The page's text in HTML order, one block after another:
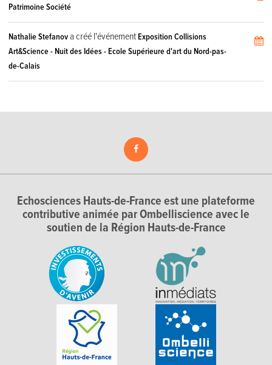
Patrimoine Société
Nathalie Stefanova créé l'événementExposition Collisions
Art&Science - Nuit des Idées - Ecole Supérieure d'art du Nord-pas-
de-Calais
Echosciences Hauts-de-France est une plateforme
contributive animée par Ombelliscience avec le
soutien de la Région Hauts-de-France